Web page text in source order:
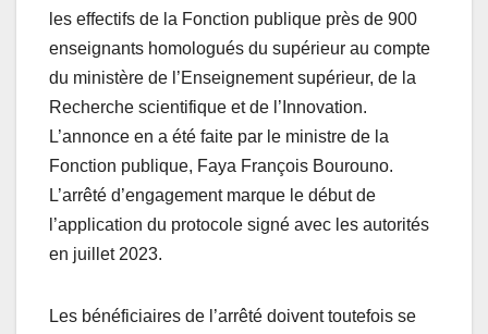
les effectifs de la Fonction publique près de 900
enseignants homologués du supérieur au compte
du ministère de l’Enseignement supérieur, de la
Recherche scientifique et de l’Innovation.
L’annonce en a été faite par le ministre de la
Fonction publique, Faya François Bourouno.
L’arrêté d’engagement marque le début de
l’application du protocole signé avec les autorités
en juillet 2023.
Les bénéficiaires de l’arrêté doivent toutefois se